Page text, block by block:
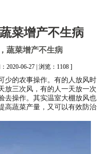
菜增产不生病
蔬菜增产不生病
2020-06-27 | 浏览：1108 ]
少的农事操作。有的人放风时
放三次风，有的人一天放一次
去操作。其实温室大棚放风也
高蔬菜产量，又可以有效防治